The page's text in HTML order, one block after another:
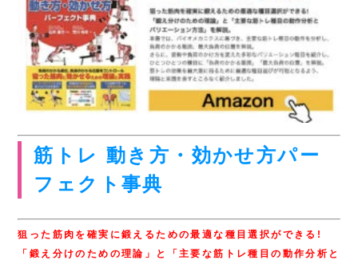
筋トレ 動き方・効かせ方パー
フェクト事典
狙った筋肉を確実に鍛えるための最適な種目選択ができる!
「鍛え分けのための理論」と「主要な筋トレ種目の動作分析と